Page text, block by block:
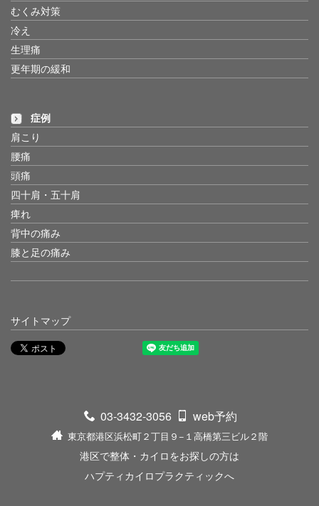
むくみ対策
冷え
生理痛
更年期の緩和
症例
肩こり
腰痛
頭痛
四十肩・五十肩
痺れ
背中の痛み
膝と足の痛み
サイトマップ
03-3432-3056 web予約
東京都港区浜松町２丁目９−１高橋第三ビル２階
港区で整体・カイロをお探しの方は
ハプティカイロプラクティックへ